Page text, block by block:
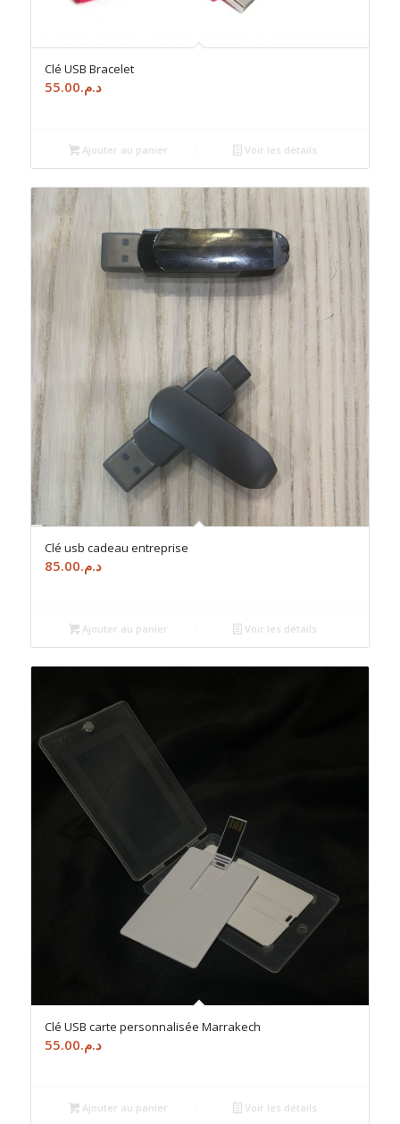
Clé USB Bracelet
د.م.55.00
Ajouter au panier Voir les détails
Clé usb cadeau entreprise
د.م.85.00
Ajouter au panier Voir les détails
5.00
Clé USB carte personnalisée Marrakech
د.م.55.00
Ajouter au panier Voir les détails